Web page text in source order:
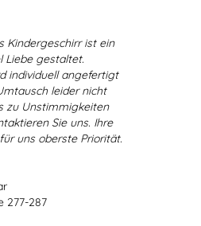
Kindergeschirr ist ein
Liebe gestaltet.
individuell angefertigt
leider nicht
zu Unstimmigkeiten
Sie uns. Ihre
uns oberste Priorität.
277-287